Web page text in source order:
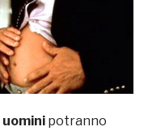
uominipotranno